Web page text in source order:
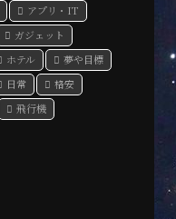
アプリ・IT
ガジェット
ホテル
夢や目標
日常
格安
飛行機